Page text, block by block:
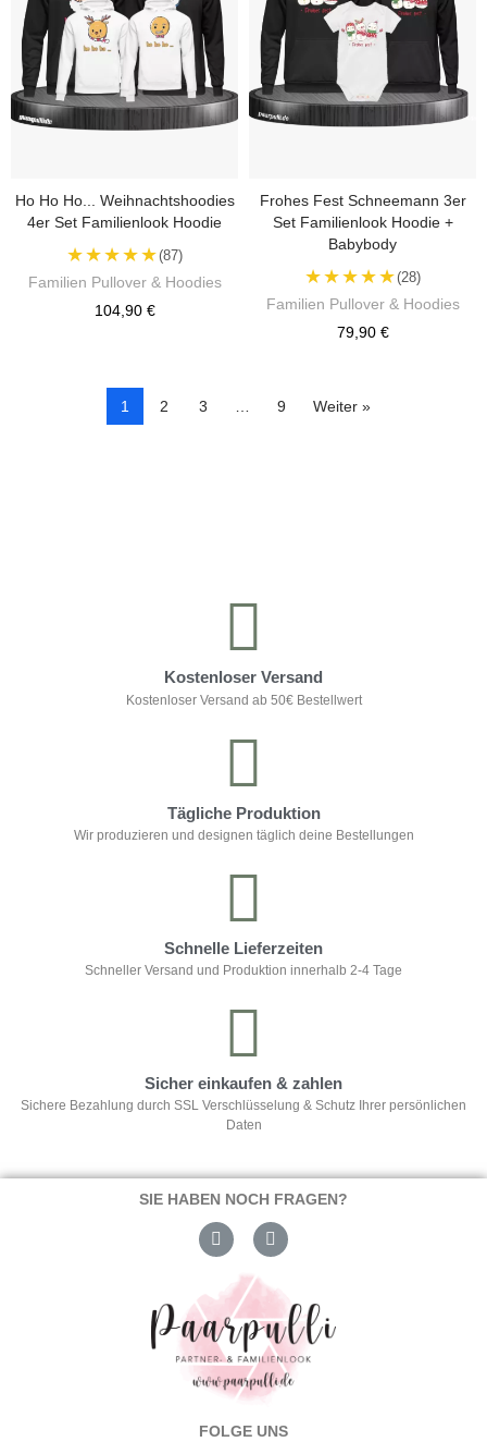
Ho Ho Ho... Weihnachtshoodies
4er Set Familienlook Hoodie
★★★★★(87)
Familien Pullover & Hoodies
104,90 €
Frohes Fest Schneemann 3er
Set Familienlook Hoodie +
Babybody
★★★★★(28)
Familien Pullover & Hoodies
79,90 €
1 2 3 … 9 Weiter »
Kostenloser Versand
Kostenloser Versand ab 50€ Bestellwert
Tägliche Produktion
Wir produzieren und designen täglich deine Bestellungen
Schnelle Lieferzeiten
Schneller Versand und Produktion innerhalb 2-4 Tage
Sicher einkaufen & zahlen
Sichere Bezahlung durch SSL Verschlüsselung & Schutz Ihrer persönlichen
Daten
SIE HABEN NOCH FRAGEN?
FOLGE UNS